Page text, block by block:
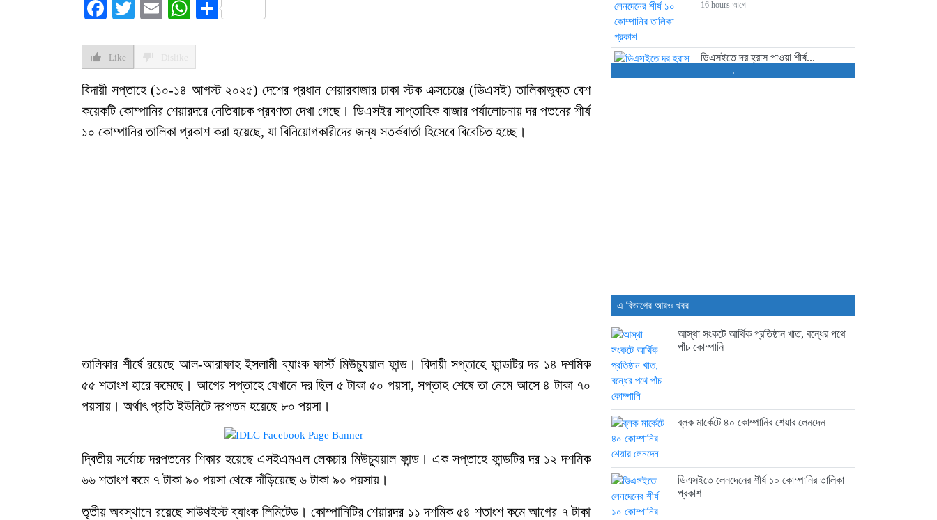
Facebook
Twitter
EmailWhatsApp
Share
Like
বিদায়ী সপ্তাহে (১০-১৪ আগস্ট ২০২৫) দেশের প্রধান শেয়ারবাজার ঢাকা স্টক এক্সচেঞ্জে (ডিএসই) তালিকাভুক্ত বেশ
কয়েকটি কোম্পানির শেয়ারদরে নেতিবাচক প্রবণতা দেখা গেছে। ডিএসইর সাপ্তাহিক বাজার পর্যালোচনায় দর পতনের শীর্ষ
১০ কোম্পানির তালিকা প্রকাশ করা হয়েছে, যা বিনিয়োগকারীদের জন্য সতর্কবার্তা হিসেবে বিবেচিত হচ্ছে।
তালিকার শীর্ষে রয়েছে আল-আরাফাহ ইসলামী ব্যাংক ফার্স্ট মিউচ্যুয়াল ফান্ড। বিদায়ী সপ্তাহে ফান্ডটির দর ১৪ দশমিক
৫৫ শতাংশ হারে কমেছে। আগের সপ্তাহে যেখানে দর ছিল ৫ টাকা ৫০ পয়সা, সপ্তাহ শেষে তা নেমে আসে ৪ টাকা ৭০
পয়সায়। অর্থাৎ প্রতি ইউনিটে দরপতন হয়েছে ৮০ পয়সা।
দ্বিতীয় সর্বোচ্চ দরপতনের শিকার হয়েছে এসইএমএল লেকচার মিউচ্যুয়াল ফান্ড। এক সপ্তাহে ফান্ডটির দর ১২ দশমিক
৬৬ শতাংশ কমে ৭ টাকা ৯০ পয়সা থেকে দাঁড়িয়েছে ৬ টাকা ৯০ পয়সায়।
তৃতীয় অবস্থানে রয়েছে সাউথইস্ট ব্যাংক লিমিটেড। কোম্পানিটির শেয়ারদর ১১ দশমিক ৫৪ শতাংশ কমে আগের ৭ টাকা
16 hours আগে
ডিএসইতে দর হ্রাস পাওয়া শীর্ষ...
16 hours আগে
21 hours আগে
মাইলফলক,...
21 hours আগে
বিক্রি ও পাওনা আদায় কমায়...
22 hours আগে
.
এ বিভাগের আরও খবর
আস্থা সংকটে আর্থিক প্রতিষ্ঠান খাত, বন্ধের পথে
পাঁচ কোম্পানি
ব্লক মার্কেটে ৪০ কোম্পানির শেয়ার লেনদেন
ডিএসইতে লেনদেনের শীর্ষ ১০ কোম্পানির তালিকা
প্রকাশ